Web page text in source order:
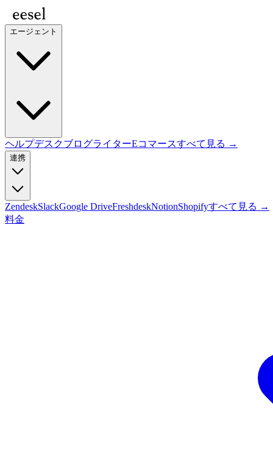
エージェント
ヘルプデスクブログライターEコマースすべて見る →
連携
ZendeskSlackGoogle DriveFreshdeskNotionShopifyすべて見る →
料金